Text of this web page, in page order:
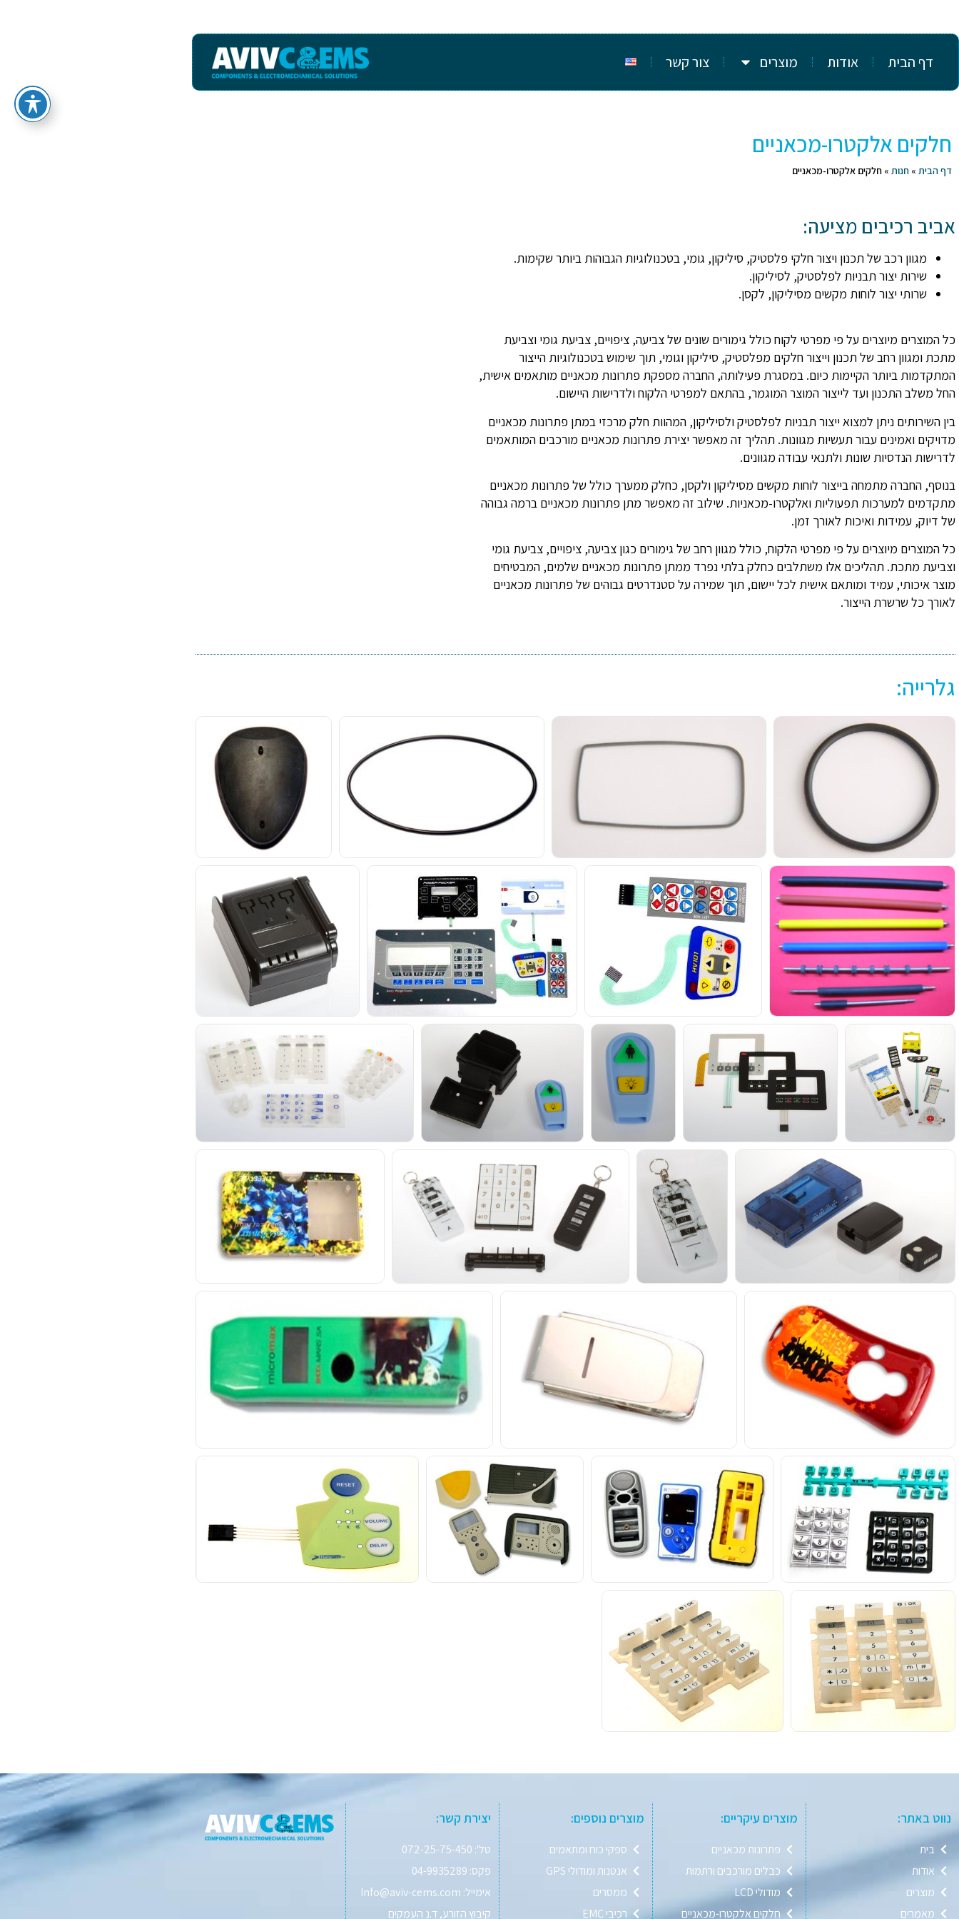
דף הבית אודות מוצרים צור קשר
חלקים אלקטרו-מכאניים
דף הבית » חנות » חלקים אלקטרו-מכאניים
אביב רכיבים מציעה:
מגוון רכב של תכנון ויצור חלקי פלסטיק, סיליקון, גומי, בטכנולוגיות הגבוהות ביותר שקימות.
שירות יצור תבניות לפלסטיק, לסיליקון.
שרותי יצור לוחות מקשים מסיליקון, לקסן.
כל המוצרים מיוצרים על פי מפרטי לקוח כולל גימורים שונים של צביעה, ציפויים, צביעת גומי וצביעת
מתכת ומגוון רחב של תכנון וייצור חלקים מפלסטיק, סיליקון וגומי, תוך שימוש בטכנולוגיות הייצור
המתקדמות ביותר הקיימות כיום. במסגרת פעילותה, החברה מספקת פתרונות מכאניים מותאמים אישית,
החל משלב התכנון ועד לייצור המוצר המוגמר, בהתאם למפרטי הלקוח ולדרישות היישום.
בין השירותים ניתן למצוא ייצור תבניות לפלסטיק ולסיליקון, המהוות חלק מרכזי במתן פתרונות מכאניים
מדויקים ואמינים עבור תעשיות מגוונות. תהליך זה מאפשר יצירת פתרונות מכאניים מורכבים המותאמים
לדרישות הנדסיות שונות ולתנאי עבודה מגוונים.
בנוסף, החברה מתמחה בייצור לוחות מקשים מסיליקון ולקסן, כחלק ממערך כולל של פתרונות מכאניים
מתקדמים למערכות תפעוליות ואלקטרו-מכאניות. שילוב זה מאפשר מתן פתרונות מכאניים ברמה גבוהה
של דיוק, עמידות ואיכות לאורך זמן.
כל המוצרים מיוצרים על פי מפרטי הלקוח, כולל מגוון רחב של גימורים כגון צביעה, ציפויים, צביעת גומי
וצביעת מתכת. תהליכים אלו משתלבים כחלק בלתי נפרד ממתן פתרונות מכאניים שלמים, המבטיחים
מוצר איכותי, עמיד ומותאם אישית לכל יישום, תוך שמירה על סטנדרטים גבוהים של פתרונות מכאניים
לאורך כל שרשרת הייצור.
גלרייה:
נווט באתר:
בית
אודות
מוצרים
מאמרים
מוצרים עיקריים:
פתרונות מכאניים
כבלים מורכבים ורתמות
מודולי LCD
חלקים אלקטרו-מכאניים
מוצרים נוספים:
ספקי כוח ומתאמים
אנטנות ומודולי GPS
ממסרים
רכיבי EMC
יצירת קשר:
טל': 072-25-75-450
פקס: 04-9935289
אימייל: Info@aviv-cems.com
קיבוץ הזורע, ד.נ העמקים